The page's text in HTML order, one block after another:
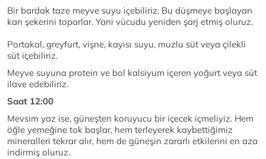
Bir bardak taze meyve suyu içebiliriz. Bu düşmeye başlayan
kan şekerini toparlar. Yani vücudu yeniden şarj etmiş oluruz.
Portakal, greyfurt, vişne, kayısı suyu, muzlu süt veya çilekli
süt içebiliriz.
Meyve suyuna protein ve bol kalsiyum içeren yoğurt veya süt
ilave edebiliriz.
Saat 12:00
Mevsim yaz ise, güneşten koruyucu bir içecek içmeliyiz. Hem
öğle yemeğine tok başlar, hem terleyerek kaybettiğimiz
mineralleri tekrar alır, hem de güneşin zararlı etkilerini en aza
indirmiş oluruz.